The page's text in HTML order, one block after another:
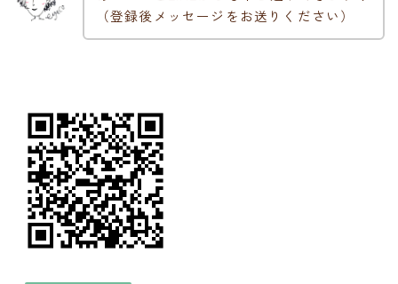
（登録後メッセージをお送りください）